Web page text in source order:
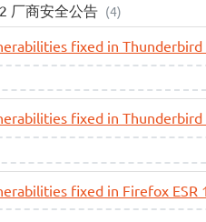
厂商安全公告 (4)
fixed in
fixed in
fixed in Firefox